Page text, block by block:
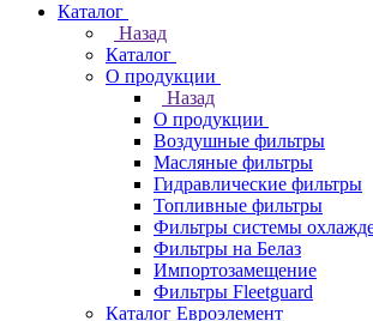
Каталог
Назад
Каталог
О продукции
Назад
О продукции
Воздушные фильтры
Масляные фильтры
Гидравлические фильтры
Топливные фильтры
Фильтры системы
Фильтры на Белаз
Импортозамещение
Фильтры Fleetguard
Каталог Евроэлемент